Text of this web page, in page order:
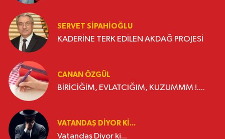
SERVET SİPAHİOĞLU
KADERİNE TERK EDİLEN AKDAĞ PROJESİ
CANAN ÖZGÜL
BİRİCİĞİM, EVLATCIĞIM, KUZUMMM !....
VATANDAŞ DIYOR KI...
Vatandaş Diyor ki...